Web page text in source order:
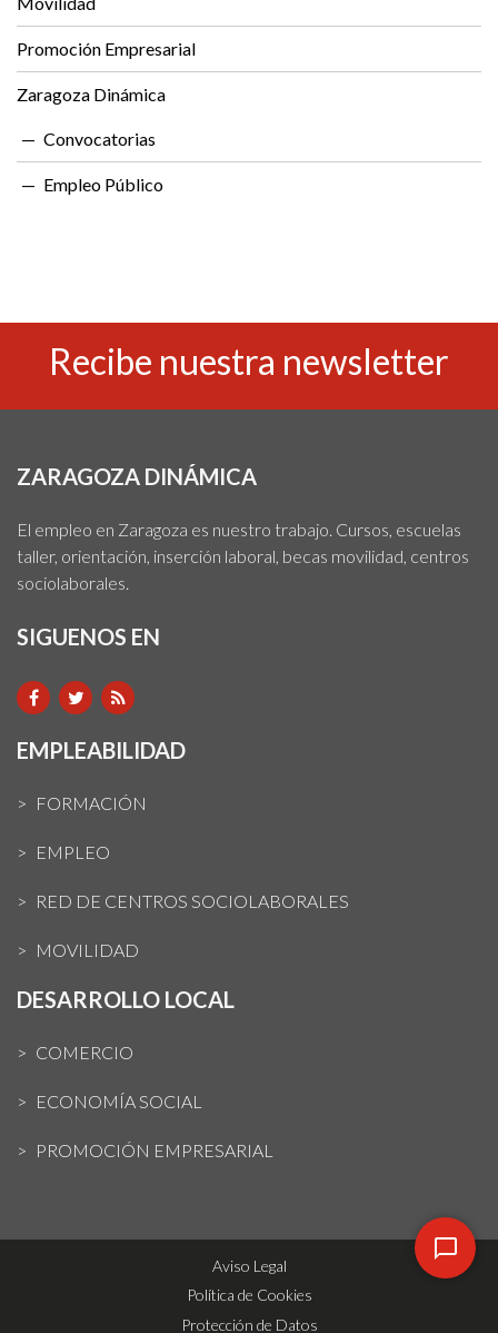
Promoción Empresarial
Zaragoza Dinámica
Convocatorias
Empleo Público
Recibe nuestra newsletter
ZARAGOZA DINÁMICA
El empleo en Zaragoza es nuestro trabajo. Cursos, escuelas
taller, orientación, inserción laboral, becas movilidad, centros
sociolaborales.
SIGUENOS EN
EMPLEABILIDAD
FORMACIÓN
EMPLEO
RED DE CENTROS SOCIOLABORALES
MOVILIDAD
DESARROLLO LOCAL
COMERCIO
ECONOMÍA SOCIAL
PROMOCIÓN EMPRESARIAL
Aviso Legal
Política de Cookies
Protección de Datos